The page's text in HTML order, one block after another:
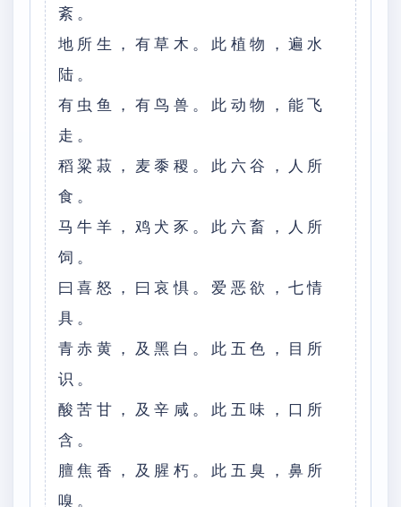
紊。
地所生，有草木。此植物，遍水
陆。
有虫鱼，有鸟兽。此动物，能飞
走。
稻粱菽，麦黍稷。此六谷，人所
食。
马牛羊，鸡犬豕。此六畜，人所
饲。
曰喜怒，曰哀惧。爱恶欲，七情
具。
青赤黄，及黑白。此五色，目所
识。
酸苦甘，及辛咸。此五味，口所
含。
膻焦香，及腥朽。此五臭，鼻所
嗅。